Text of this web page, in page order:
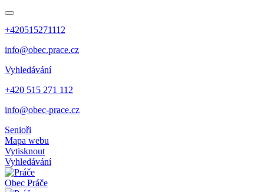
+420515271112
info@obec.prace.cz
Vyhledávání
+420 515 271 112
info@obec-prace.cz
Senioři
Mapa webu
Vytisknout
Vyhledávání
Obec Práče